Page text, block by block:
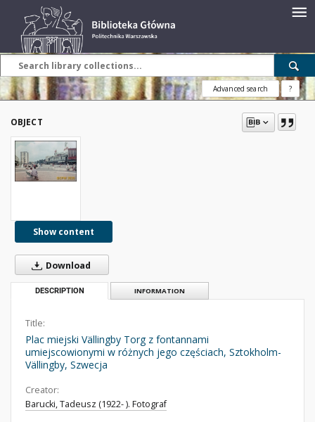
Advanced search ?
OBJECT
Show content
Download
DESCRIPTION INFORMATION
Title:
Plac miejski Vällingby Torg z fontannami
umiejscowionymi w różnych jego częściach, Sztokholm-
Vällingby, Szwecja
Creator:
Barucki, Tadeusz (1922- ). Fotograf